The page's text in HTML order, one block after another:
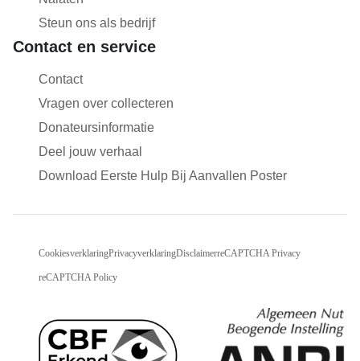
Steun ons als bedrijf
Contact en service
Contact
Vragen over collecteren
Donateursinformatie
Deel jouw verhaal
Download Eerste Hulp Bij Aanvallen Poster
CookiesverklaringPrivacyverklaringDisclaimerreCAPTCHA Privacy
reCAPTCHA Policy